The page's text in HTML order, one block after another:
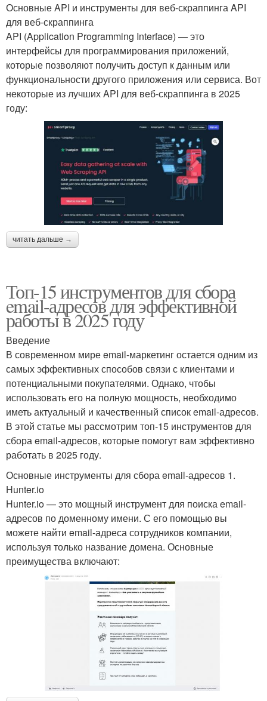
Основные API и инструменты для веб-скраппинга API
для веб-скраппинга
API (Application Programming Interface) — это
интерфейсы для программирования приложений,
которые позволяют получить доступ к данным или
функциональности другого приложения или сервиса. Вот
некоторые из лучших API для веб-скраппинга в 2025
году:
читать дальше →
Топ-15 инструментов для сбора
email-адресов для эффективной
работы в 2025 году
Введение
В современном мире email-маркетинг остается одним из
самых эффективных способов связи с клиентами и
потенциальными покупателями. Однако, чтобы
использовать его на полную мощность, необходимо
иметь актуальный и качественный список email-адресов.
В этой статье мы рассмотрим топ-15 инструментов для
сбора email-адресов, которые помогут вам эффективно
работать в 2025 году.
Основные инструменты для сбора email-адресов 1.
Hunter.io
Hunter.io — это мощный инструмент для поиска email-
адресов по доменному имени. С его помощью вы
можете найти email-адреса сотрудников компании,
используя только название домена. Основные
преимущества включают: